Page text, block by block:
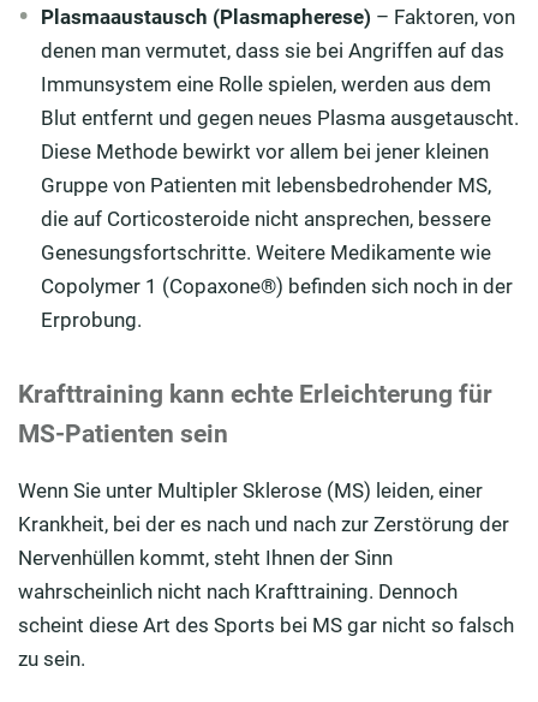
Plasmaaustausch (Plasmapherese) – Faktoren, von
denen man vermutet, dass sie bei Angriffen auf das
Immunsystem eine Rolle spielen, werden aus dem
Blut entfernt und gegen neues Plasma ausgetauscht.
Diese Methode bewirkt vor allem bei jener kleinen
Gruppe von Patienten mit lebensbedrohender MS,
die auf Corticosteroide nicht ansprechen, bessere
Genesungsfortschritte. Weitere Medikamente wie
Copolymer 1 (Copaxone®) befinden sich noch in der
Erprobung.
Krafttraining kann echte Erleichterung für
MS-Patienten sein
Wenn Sie unter Multipler Sklerose (MS) leiden, einer
Krankheit, bei der es nach und nach zur Zerstörung der
Nervenhüllen kommt, steht Ihnen der Sinn
wahrscheinlich nicht nach Krafttraining. Dennoch
scheint diese Art des Sports bei MS gar nicht so falsch
zu sein.